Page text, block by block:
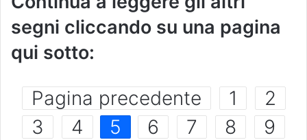
segni cliccando su una pagina
qui sotto:
Pagina precedente 1
2
3
4 5 6 7 8
9